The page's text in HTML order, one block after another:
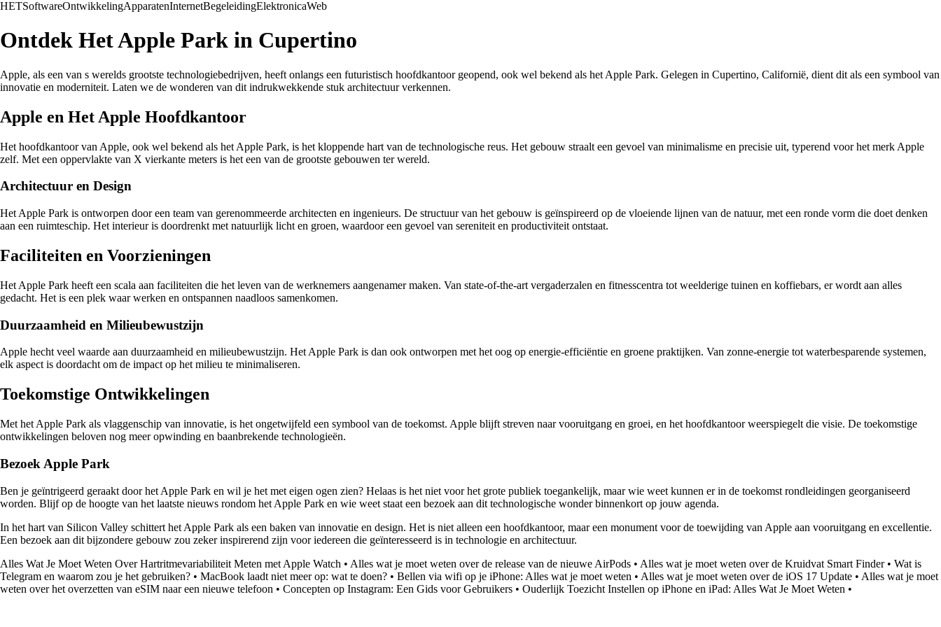
HETSoftwareOntwikkelingApparatenInternetBegeleidingElektronicaWeb
Ontdek Het Apple Park in Cupertino
Apple, als een van s werelds grootste technologiebedrijven, heeft onlangs een futuristisch hoofdkantoor geopend, ook wel bekend als het Apple Park. Gelegen in Cupertino, Californië, dient dit als een symbool van
innovatie en moderniteit. Laten we de wonderen van dit indrukwekkende stuk architectuur verkennen.
Apple en Het Apple Hoofdkantoor
Het hoofdkantoor van Apple, ook wel bekend als het Apple Park, is het kloppende hart van de technologische reus. Het gebouw straalt een gevoel van minimalisme en precisie uit, typerend voor het merk Apple
zelf. Met een oppervlakte van X vierkante meters is het een van de grootste gebouwen ter wereld.
Architectuur en Design
Het Apple Park is ontworpen door een team van gerenommeerde architecten en ingenieurs. De structuur van het gebouw is geïnspireerd op de vloeiende lijnen van de natuur, met een ronde vorm die doet denken
aan een ruimteschip. Het interieur is doordrenkt met natuurlijk licht en groen, waardoor een gevoel van sereniteit en productiviteit ontstaat.
Faciliteiten en Voorzieningen
Het Apple Park heeft een scala aan faciliteiten die het leven van de werknemers aangenamer maken. Van state-of-the-art vergaderzalen en fitnesscentra tot weelderige tuinen en koffiebars, er wordt aan alles
gedacht. Het is een plek waar werken en ontspannen naadloos samenkomen.
Duurzaamheid en Milieubewustzijn
Apple hecht veel waarde aan duurzaamheid en milieubewustzijn. Het Apple Park is dan ook ontworpen met het oog op energie-efficiëntie en groene praktijken. Van zonne-energie tot waterbesparende systemen,
elk aspect is doordacht om de impact op het milieu te minimaliseren.
Toekomstige Ontwikkelingen
Met het Apple Park als vlaggenschip van innovatie, is het ongetwijfeld een symbool van de toekomst. Apple blijft streven naar vooruitgang en groei, en het hoofdkantoor weerspiegelt die visie. De toekomstige
ontwikkelingen beloven nog meer opwinding en baanbrekende technologieën.
Bezoek Apple Park
Ben je geïntrigeerd geraakt door het Apple Park en wil je het met eigen ogen zien? Helaas is het niet voor het grote publiek toegankelijk, maar wie weet kunnen er in de toekomst rondleidingen georganiseerd
worden. Blijf op de hoogte van het laatste nieuws rondom het Apple Park en wie weet staat een bezoek aan dit technologische wonder binnenkort op jouw agenda.
In het hart van Silicon Valley schittert het Apple Park als een baken van innovatie en design. Het is niet alleen een hoofdkantoor, maar een monument voor de toewijding van Apple aan vooruitgang en excellentie.
Een bezoek aan dit bijzondere gebouw zou zeker inspirerend zijn voor iedereen die geïnteresseerd is in technologie en architectuur.
Alles Wat Je Moet Weten Over Hartritmevariabiliteit Meten met Apple Watch • Alles wat je moet weten over de release van de nieuwe AirPods • Alles wat je moet weten over de Kruidvat Smart Finder• Wat is
Telegram en waarom zou je het gebruiken? • MacBook laadt niet meer op: wat te doen? • Bellen via wifi op je iPhone: Alles wat je moet weten • Alles wat je moet weten over de iOS 17 Update • Alles wat je moet
weten over het overzetten van eSIM naar een nieuwe telefoon • Concepten op Instagram: Een Gids voor Gebruikers • Ouderlijk Toezicht Instellen op iPhone en iPad: Alles Wat Je Moet Weten •